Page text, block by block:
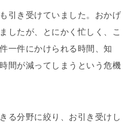
引き受けていました。おかげ
したが、とにかく忙しく、こ
一件にかけられる時間、知
間が減ってしまうという危機
る分野に絞り、お引き受けし